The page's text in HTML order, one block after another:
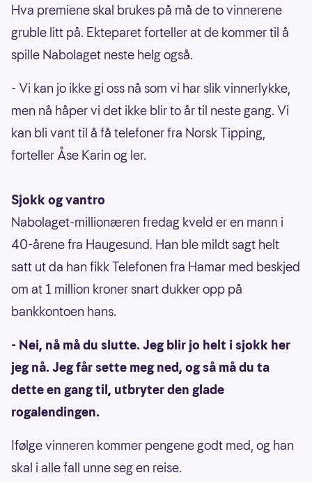
Hva premiene skal brukes på må de to vinnerene
gruble litt på. Ekteparet forteller at de kommer til å
spille Nabolaget neste helg også.
- Vi kan jo ikke gi oss nå som vi har slik vinnerlykke,
men nå håper vi det ikke blir to år til neste gang. Vi
kan bli vant til å få telefoner fra Norsk Tipping,
forteller Åse Karin og ler.
Sjokk og vantro
Nabolaget-millionæren fredag kveld er en mann i
40-årene fra Haugesund. Han ble mildt sagt helt
satt ut da han fikk Telefonen fra Hamar med beskjed
om at 1 million kroner snart dukker opp på
bankkontoen hans.
- Nei, nå må du slutte. Jeg blir jo helt i sjokk her
jeg nå. Jeg får sette meg ned, og så må du ta
dette en gang til, utbryter den glade
rogalendingen.
Ifølge vinneren kommer pengene godt med, og han
skal i alle fall unne seg en reise.